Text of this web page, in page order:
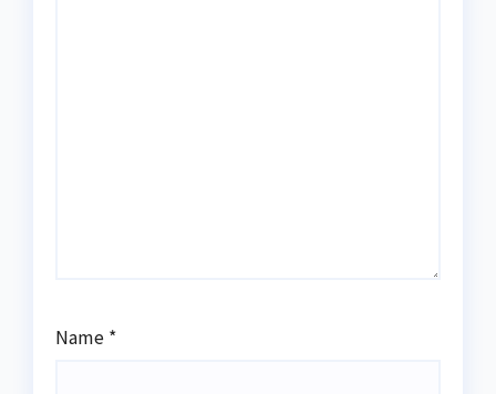
Name *